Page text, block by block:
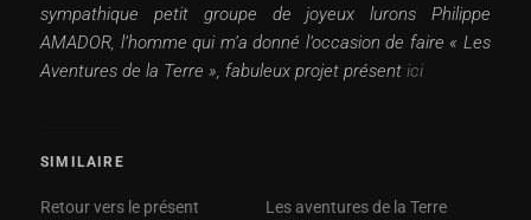
sympathique petit groupe de joyeux lurons Philippe
AMADOR, l’homme qui m’a donné l’occasion de faire « Les
Aventures de la Terre », fabuleux projet présentici
SIMILAIRE
Retour vers le présent
Les aventures de la Terre